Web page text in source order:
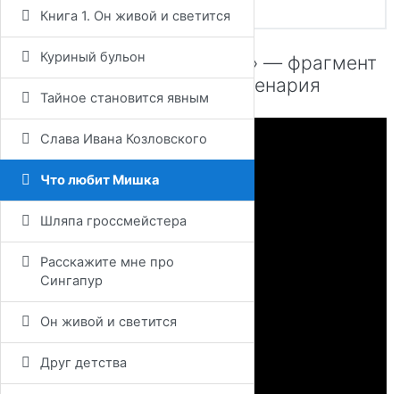
Книга 1. Он живой и светится
Куриный бульон
Тайное становится явным
Слава Ивана Козловского
Что любит Мишка
Шляпа гроссмейстера
Расскажите мне про
Сингапур
Он живой и светится
Друг детства
написания сценария
«По секрету всему свету» — фрагмент
фильма для написания сценария